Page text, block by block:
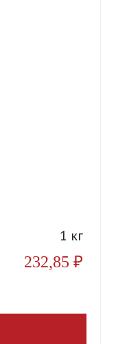
1 кг
232,85₽